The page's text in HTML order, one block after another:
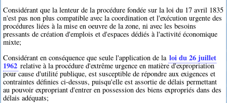
Considérant que la lenteur de la procédure fondée sur la loi du 17 avril 1835
n'est pas non plus compatible avec la coordination et l'exécution urgente des
procédures liées à la mise en oeuvre de la zone, ni avec les besoins
pressants de création d'emplois et d'espaces dédiés à l'activité économique
mixte;
Considérant en conséquence que seule l'application de la loi du 26 juillet
1962 relative à la procédure d'extrême urgence en matière d'expropriation
pour cause d'utilité publique, est susceptible de répondre aux exigences et
contraintes définies ci-dessus, puisqu'elle est assortie de délais permettant
au pouvoir expropriant d'entrer en possession des biens expropriés dans des
délais adéquats;